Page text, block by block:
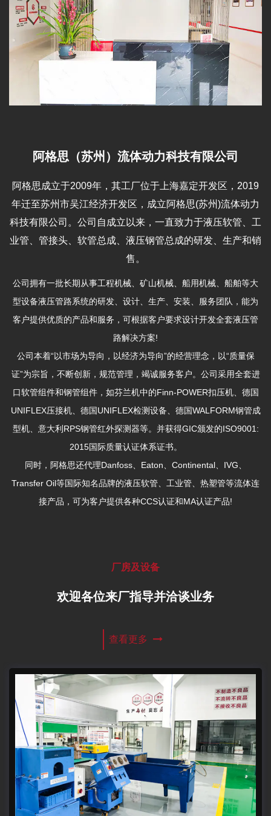
阿格思（苏州）流体动力科技有限公司
阿格思成立于2009年，其工厂位于上海嘉定开发区，2019
年迁至苏州市吴江经济开发区，成立阿格思(苏州)流体动力
科技有限公司。公司自成立以来，一直致力于液压软管、工
业管、管接头、软管总成、液压钢管总成的研发、生产和销
售。
公司拥有一批长期从事工程机械、矿山机械、船用机械、船舶等大
型设备液压管路系统的研发、设计、生产、安装、服务团队，能为
客户提供优质的产品和服务，可根据客户要求设计开发全套液压管
路解决方案!
公司本着“以市场为导向，以经济为导向”的经营理念，以“质量保
证”为宗旨，不断创新，规范管理，竭诚服务客户。公司采用全套进
口软管组件和钢管组件，如芬兰机中的Finn-POWER扣压机、德国
UNIFLEX压接机、德国UNIFLEX检测设备、德国WALFORM钢管成
型机、意大利RPS钢管红外探测器等。并获得GIC颁发的ISO9001:
2015国际质量认证体系证书。
同时，阿格思还代理Danfoss、Eaton、Continental、IVG、
Transfer Oil等国际知名品牌的液压软管、工业管、热塑管等流体连
接产品，可为客户提供各种CCS认证和MA认证产品!
厂房及设备
欢迎各位来厂指导并洽谈业务
查看更多